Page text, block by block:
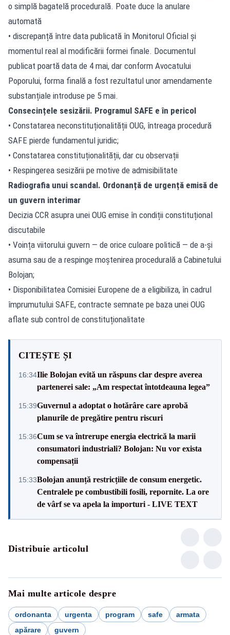
o simplă bagatelă procedurală. Poate duce la anulare
automată
• discrepanță între data publicată în Monitorul Oficial și
momentul real al modificării formei finale. Documentul
publicat poartă data de 4 mai, dar conform Avocatului
Poporului, forma finală a fost rezultatul unor amendamente
substanțiale introduse pe 5 mai.
Consecințele sesizării. Programul SAFE e în pericol
• Constatarea neconstituționalității OUG, întreaga procedură
SAFE pierde fundamentul juridic;
• Constatarea constituționalității, dar cu observații
• Respingerea sesizării pe motive de admisibilitate
Radiografia unui scandal. Ordonanță de urgență emisă de
un guvern interimar
Decizia CCR asupra unei OUG emise în condiții constituțional
discutabile
• Voința viitorului guvern — de orice culoare politică — de a-și
asuma sau de a respinge moștenirea procedurală a Cabinetului
Bolojan;
• Disponibilitatea Comisiei Europene de a eligibiliza, în cadrul
împrumutului SAFE, contracte semnate pe baza unei OUG
aflate sub control de constituționalitate
CITEȘTE ȘI
16:34Ilie Bolojan evită un răspuns clar despre averea
partenerei sale: „Am respectat întotdeauna legea”
15:39Guvernul a adoptat o hotărâre care aprobă
planurile de pregătire pentru riscuri
15:36Cum se va întrerupe energia electrică la marii
consumatori industriali? Bolojan: Nu vor exista
compensații
15:33Bolojan anunță restricțiile de consum energetic.
Centralele pe combustibili fosili, repornite. La ore
de vârf se va apela la importuri - LIVE TEXT
Distribuie articolul
Mai multe articole despre
ordonanta urgenta program safe
armata
apărare
guvern